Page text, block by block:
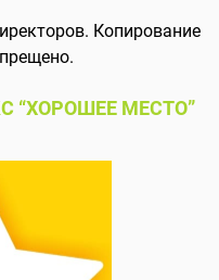
Копирование
“ХОРОШЕЕ МЕСТО”